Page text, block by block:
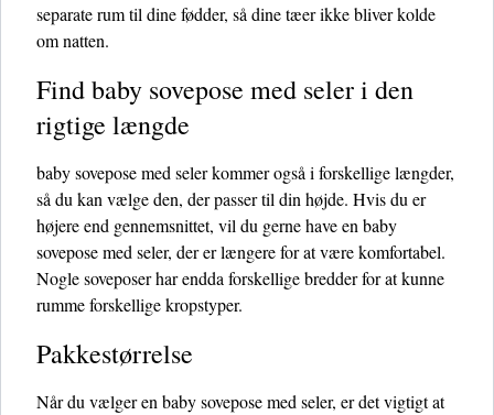
separate rum til dine fødder, så dine tæer ikke bliver kolde
om natten.
Find baby sovepose med seler i den
rigtige længde
baby sovepose med seler kommer også i forskellige længder,
så du kan vælge den, der passer til din højde. Hvis du er
højere end gennemsnittet, vil du gerne have en baby
sovepose med seler, der er længere for at være komfortabel.
Nogle soveposer har endda forskellige bredder for at kunne
rumme forskellige kropstyper.
Pakkestørrelse
Når du vælger en baby sovepose med seler, er det vigtigt at